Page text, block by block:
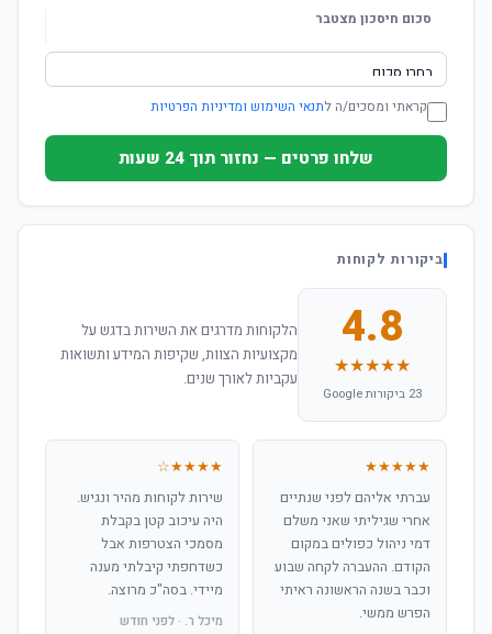
סכום חיסכון מצטבר
קראתי ומסכים/ה לתנאי השימוש ומדיניות הפרטיות
שלחו פרטים — נחזור תוך 24 שעות
ביקורות לקוחות
4.8
★★★★★
23 ביקורות Google
הלקוחות מדרגים את השירות בדגש על
מקצועיות הצוות, שקיפות המידע ותשואות
עקביות לאורך שנים.
★★★★★
עברתי אליהם לפני שנתיים
אחרי שגיליתי שאני משלם
דמי ניהול כפולים במקום
הקודם. ההעברה לקחה שבוע
וכבר בשנה הראשונה ראיתי
הפרש ממשי.
★★★★☆
שירות לקוחות מהיר ונגיש.
היה עיכוב קטן בקבלת
מסמכי הצטרפות אבל
כשדחפתי קיבלתי מענה
מיידי. בסה"כ מרוצה.
מיכל ר. · לפני חודש